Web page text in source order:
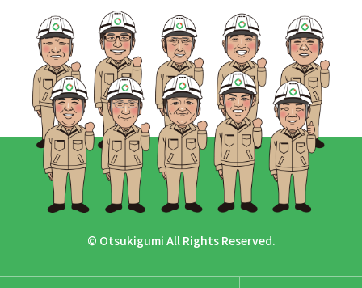
© Otsukigumi All Rights Reserved.